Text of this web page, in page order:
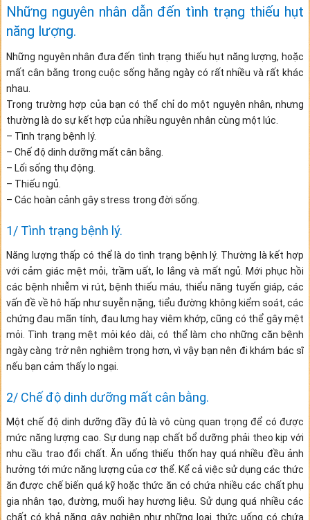
Những nguyên nhân dẫn đến tình trạng thiếu hụt
năng lượng.
Những nguyên nhân đưa đến tình trạng thiếu hụt năng lượng, hoặc
mất cân bằng trong cuộc sống hằng ngày có rất nhiều và rất khác
nhau.
Trong trường hợp của bạn có thể chỉ do một nguyên nhân, nhưng
thường là do sự kết hợp của nhiều nguyên nhân cùng một lúc.
– Tình trạng bệnh lý.
– Chế độ dinh dưỡng mất cân bằng.
– Lối sống thụ động.
– Thiếu ngủ.
– Các hoàn cảnh gây stress trong đời sống.
1/ Tình trạng bệnh lý.
Năng lượng thấp có thể là do tình trạng bệnh lý. Thường là kết hợp
với cảm giác mệt mỏi, trầm uất, lo lắng và mất ngủ. Mới phục hồi
các bệnh nhiễm vi rút, bệnh thiếu máu, thiểu năng tuyến giáp, các
vấn đề về hô hấp như suyễn nặng, tiểu đường không kiểm soát, các
chứng đau mãn tính, đau lưng hay viêm khớp, cũng có thể gây mệt
mỏi. Tình trạng mệt mỏi kéo dài, có thể làm cho những căn bệnh
ngày càng trở nên nghiêm trọng hơn, vì vậy bạn nên đi khám bác sĩ
nếu bạn cảm thấy lo ngại.
2/ Chế độ dinh dưỡng mất cân bằng.
Một chế độ dinh dưỡng đầy đủ là vô cùng quan trọng để có được
mức năng lượng cao. Sự dung nạp chất bổ dưỡng phải theo kịp với
nhu cầu trao đổi chất. Ăn uống thiếu thốn hay quá nhiều đều ảnh
hưởng tới mức năng lượng của cơ thể. Kể cả việc sử dụng các thức
ăn được chế biến quá kỹ hoặc thức ăn có chứa nhiều các chất phụ
gia nhân tạo, đường, muối hay hương liệu. Sử dụng quá nhiều các
chất có khả năng gây nghiện như những loại thức uống có chứa